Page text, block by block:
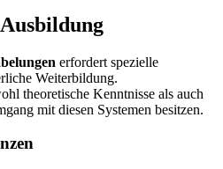
erfordert spezielle
Weiterbildung.
theoretische Kenntnisse als auch
mit diesen Systemen besitzen.